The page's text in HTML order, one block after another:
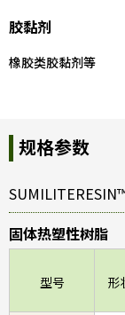
胶黏剂
橡胶类胶黏剂等
规格参数
固体热塑性树脂
型号 形